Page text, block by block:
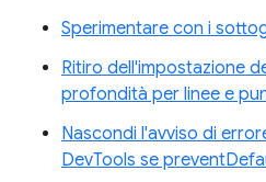
Sperimentare con i
Ritiro dell'impostazione
profondità per linee e
Nascondi l'avviso di
DevTools se